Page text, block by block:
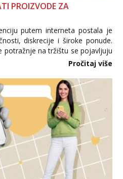
PROIZVODE ZA
putem interneta postala je
diskrecije i široke ponude.
potražnje na tržištu se pojavljuju
nepouzdane internetske
Pročitaj više